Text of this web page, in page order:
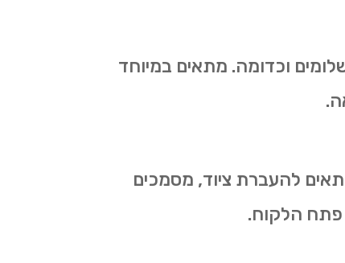
וכדומה. מתאים במיוחד
להעברת ציוד, מסמכים